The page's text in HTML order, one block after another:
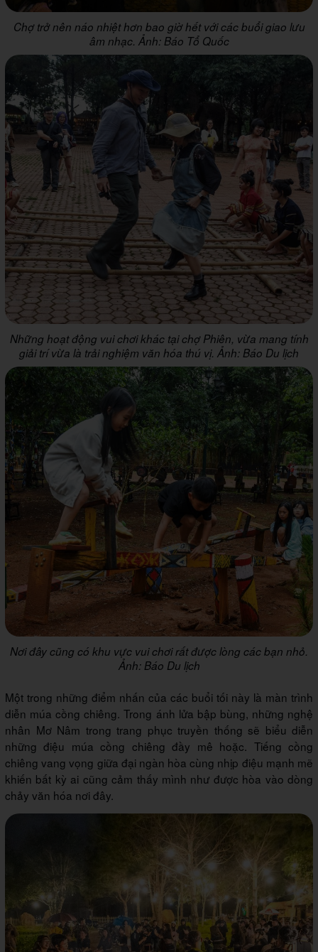
Chợ trở nên náo nhiệt hơn bao giờ hết với các buổi giao lưu
âm nhạc. Ảnh: Báo Tổ Quốc
Những hoạt động vui chơi khác tại chợ Phiên, vừa mang tính
giải trí vừa là trải nghiệm văn hóa thú vị. Ảnh: Báo Du lịch
Nơi đây cũng có khu vực vui chơi rất được lòng các bạn nhỏ.
Ảnh: Báo Du lịch
Một trong những điểm nhấn của các buổi tối này là màn trình
diễn múa cồng chiêng. Trong ánh lửa bập bùng, những nghệ
nhân Mơ Nâm trong trang phục truyền thống sẽ biểu diễn
những điệu múa cồng chiêng đầy mê hoặc. Tiếng cồng
chiêng vang vọng giữa đại ngàn hòa cùng nhịp điệu mạnh mẽ
khiến bất kỳ ai cũng cảm thấy mình như được hòa vào dòng
chảy văn hóa nơi đây.